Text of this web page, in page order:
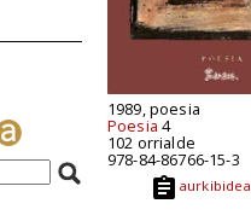
1989, poesia
Poesia 4
102 orrialde
978-84-86766-15-3
aurkibidea